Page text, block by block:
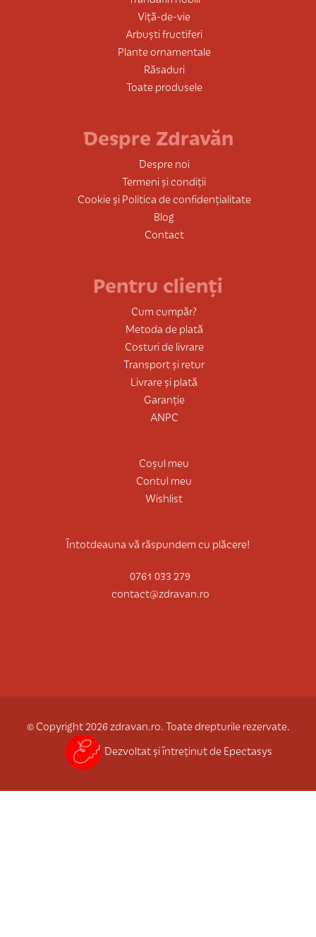
Viță-de-vie
Arbuști fructiferi
Plante ornamentale
Răsaduri
Toate produsele
Despre Zdravăn
Despre noi
Termeni și condiții
Cookie și Politica de confidențialitate
Blog
Contact
Pentru clienți
Cum cumpăr?
Metoda de plată
Costuri de livrare
Transport și retur
Livrare și plată
Garanție
ANPC
Coșul meu
Contul meu
Wishlist
Întotdeauna vă răspundem cu plăcere!
0761 033 279
contact@zdravan.ro
© Copyright 2026 zdravan.ro. Toate drepturile rezervate.
Dezvoltat și întreținut de Epectasys